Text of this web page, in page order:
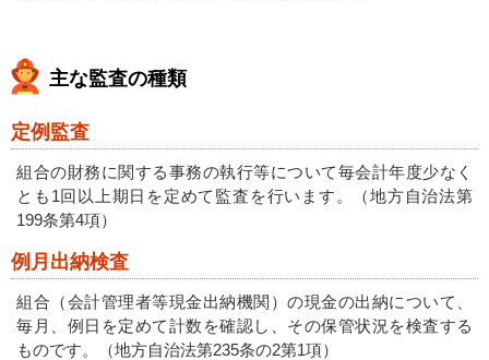
主な監査の種類
定例監査
組合の財務に関する事務の執行等について毎会計年度少なく
とも1回以上期日を定めて監査を行います。（地方自治法第
199条第4項）
例月出納検査
組合（会計管理者等現金出納機関）の現金の出納について、
毎月、例日を定めて計数を確認し、その保管状況を検査する
ものです。（地方自治法第235条の2第1項）